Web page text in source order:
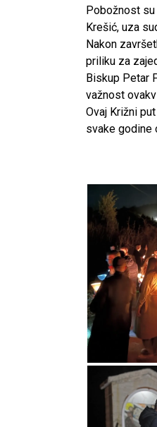
Pobožnost
Krešić, uza
Nakon
priliku za
Biskup Petar
važnost
Ovaj Križni
svake godine
CNAK